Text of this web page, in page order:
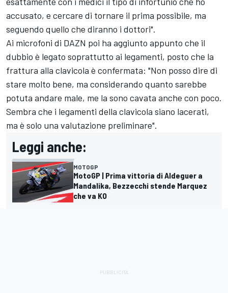
accusato, e cercare di tornare il prima possibile, ma
seguendo quello che diranno i dottori".
Ai microfoni di DAZN poi ha aggiunto appunto che il
dubbio è legato soprattutto ai legamenti, posto che la
frattura alla clavicola è confermata: "Non posso dire di
stare molto bene, ma considerando quanto sarebbe
potuta andare male, me la sono cavata anche con poco.
Sembra che i legamenti della clavicola siano lacerati,
ma è solo una valutazione preliminare".
Leggi anche:
MOTOGP
MotoGP | Prima vittoria di Aldeguer a
Mandalika, Bezzecchi stende Marquez
che va KO